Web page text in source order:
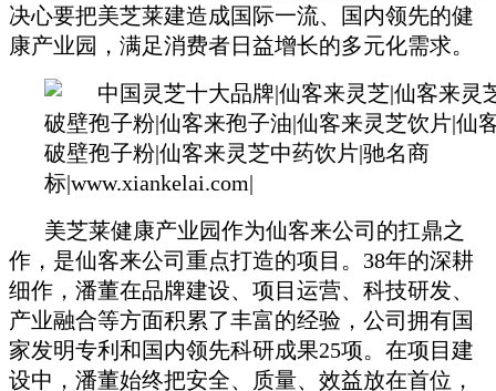
决心要把美芝莱建造成国际一流、国内领先的健
康产业园，满足消费者日益增长的多元化需求。
美芝莱健康产业园作为仙客来公司的扛鼎之
作，是仙客来公司重点打造的项目。38年的深耕
细作，潘董在品牌建设、项目运营、科技研发、
产业融合等方面积累了丰富的经验，公司拥有国
家发明专利和国内领先科研成果25项。在项目建
设中，潘董始终把安全、质量、效益放在首位，